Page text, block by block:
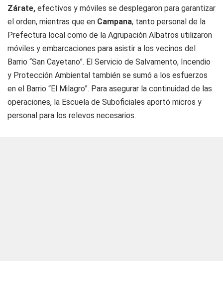
Zárate, efectivos y móviles se desplegaron para garantizar
el orden, mientras que en Campana, tanto personal de la
Prefectura local como de la Agrupación Albatros utilizaron
móviles y embarcaciones para asistir a los vecinos del
Barrio “San Cayetano”. El Servicio de Salvamento, Incendio
y Protección Ambiental también se sumó a los esfuerzos
en el Barrio “El Milagro”. Para asegurar la continuidad de las
operaciones, la Escuela de Suboficiales aportó micros y
personal para los relevos necesarios.